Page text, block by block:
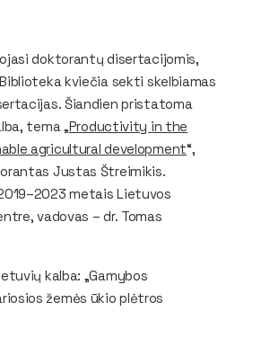
doktorantų disertacijomis,
Biblioteka kviečia sekti skelbiamas
Šiandien pristatoma
tema „Productivity in the
agricultural development“,
Justas Štreimikis.
metais Lietuvos
vadovas – dr. Tomas
kalba: „Gamybos
žemės ūkio plėtros